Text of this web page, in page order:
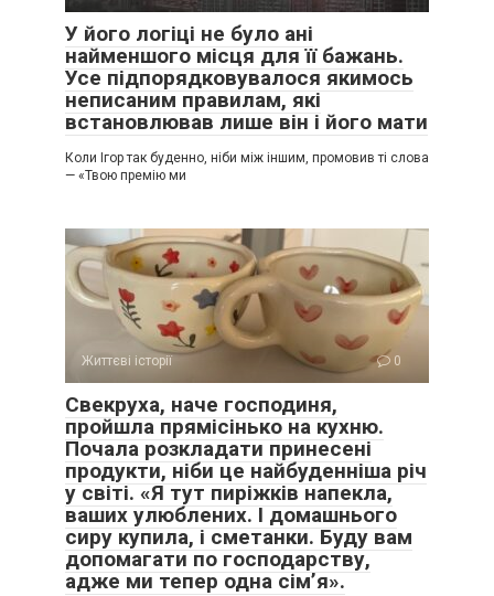
У його логіці не було ані
найменшого місця для її бажань.
Усе підпорядковувалося якимось
неписаним правилам, які
встановлював лише він і його мати
Коли Ігор так буденно, ніби між іншим, промовив ті слова
— «Твою премію ми
Життєві історії 0
Свекруха, наче господиня,
пройшла прямісінько на кухню.
Почала розкладати принесені
продукти, ніби це найбуденніша річ
у світі. «Я тут пиріжків напекла,
ваших улюблених. І домашнього
сиру купила, і сметанки. Буду вам
допомагати по господарству,
адже ми тепер одна сім’я».